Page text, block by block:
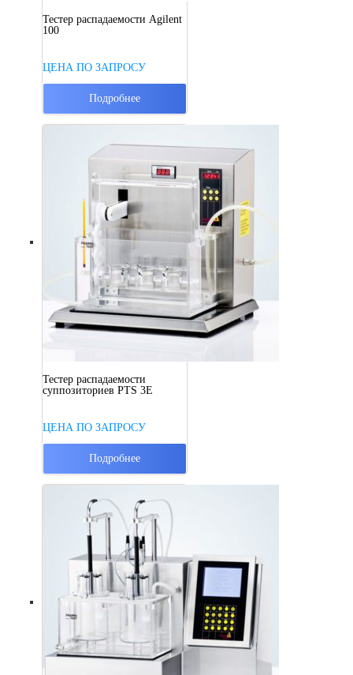
Тестер распадаемости Agilent
100
ЦЕНА ПО ЗАПРОСУ
Подробнее
Тестер распадаемости
суппозиториев PTS 3E
ЦЕНА ПО ЗАПРОСУ
Подробнее